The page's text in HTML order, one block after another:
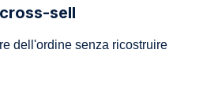
sell
dell'ordine senza ricostruire